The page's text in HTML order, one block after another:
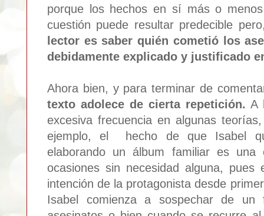
porque los hechos en sí más o
cuestión puede resultar predecible
lector es saber quién cometió los
debidamente explicado y justificado
Ahora bien, y para terminar de
texto adolece de cierta repetición. A
excesiva frecuencia en algunas
ejemplo, el hecho de que Isabel
elaborando un álbum familiar es
ocasiones sin necesidad alguna,
intención de la protagonista desde
Isabel comienza a sospechar de